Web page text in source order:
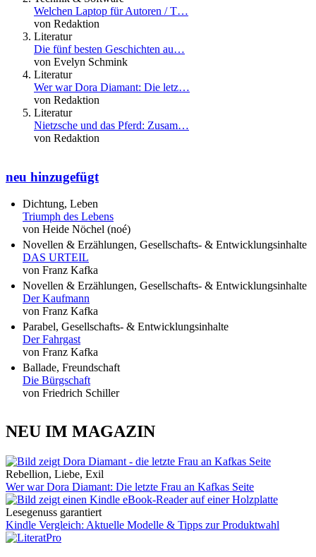
Welchen Laptop für Autoren / T…
von Redaktion
Literatur
Die fünf besten Geschichten au…
von Evelyn Schmink
Literatur
Wer war Dora Diamant: Die letz…
von Redaktion
Literatur
Nietzsche und das Pferd: Zusam…
von Redaktion
neu hinzugefügt
Dichtung, Leben
Triumph des Lebens
von Heide Nöchel (noé)
Novellen & Erzählungen, Gesellschafts- & Entwicklungsinhalte
DAS URTEIL
von Franz Kafka
Novellen & Erzählungen, Gesellschafts- & Entwicklungsinhalte
Der Kaufmann
von Franz Kafka
Parabel, Gesellschafts- & Entwicklungsinhalte
Der Fahrgast
von Franz Kafka
Ballade, Freundschaft
Die Bürgschaft
von Friedrich Schiller
NEU IM MAGAZIN
Rebellion, Liebe, Exil
Wer war Dora Diamant: Die letzte Frau an Kafkas Seite
Lesegenuss garantiert
Kindle Vergleich: Aktuelle Modelle & Tipps zur Produktwahl